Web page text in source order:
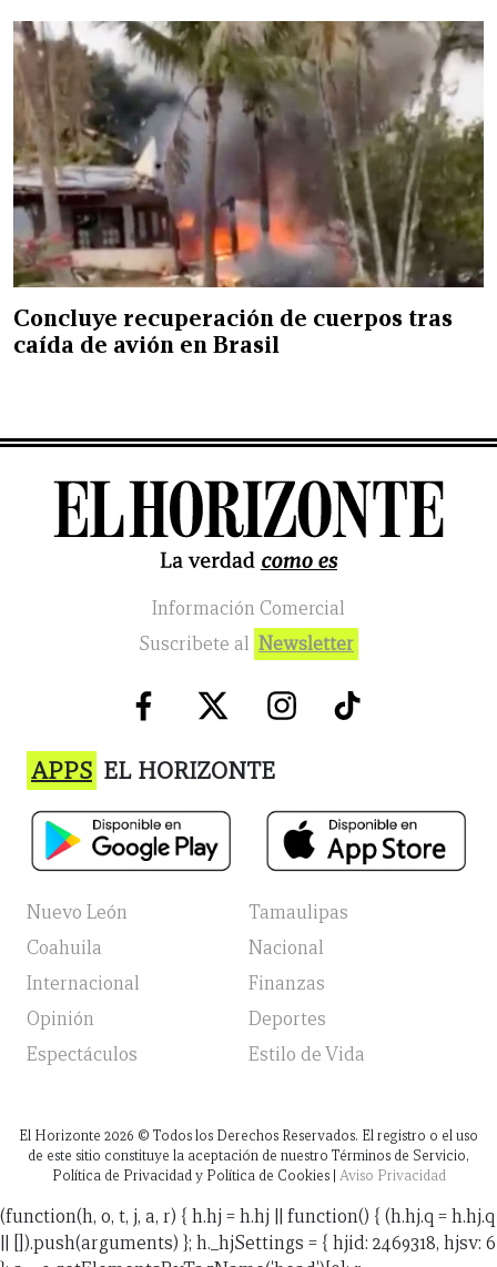
Concluye recuperación de cuerpos tras
caída de avión en Brasil
Información Comercial
Suscribete al Newsletter
APPS EL HORIZONTE
Nuevo León
Tamaulipas
Coahuila
Nacional
Internacional
Finanzas
Opinión
Deportes
Espectáculos
Estilo de Vida
El Horizonte 2026 © Todos los Derechos Reservados. El registro o el uso
de este sitio constituye la aceptación de nuestro Términos de Servicio,
Política de Privacidad y Política de Cookies | Aviso Privacidad
(function(h, o, t, j, a, r) { h.hj = h.hj || function() { (h.hj.q = h.hj.q
|| []).push(arguments) }; h._hjSettings = { hjid: 2469318, hjsv: 6